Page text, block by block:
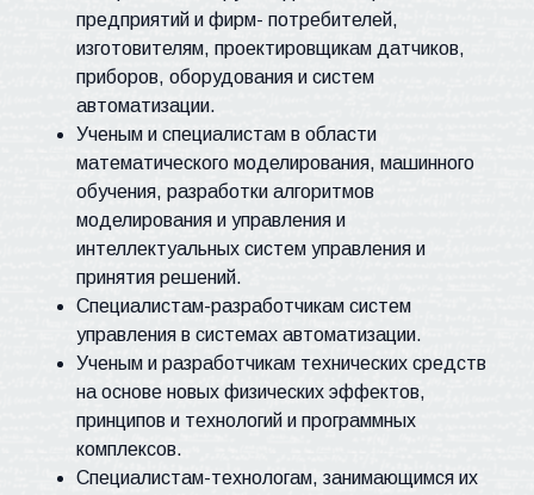
предприятий и фирм- потребителей,
изготовителям, проектировщикам датчиков,
приборов, оборудования и систем
автоматизации.
Ученым и специалистам в области
математического моделирования, машинного
обучения, разработки алгоритмов
моделирования и управления и
интеллектуальных систем управления и
принятия решений.
Специалистам-разработчикам систем
управления в системах автоматизации.
Ученым и разработчикам технических средств
на основе новых физических эффектов,
принципов и технологий и программных
комплексов.
Специалистам-технологам, занимающимся их